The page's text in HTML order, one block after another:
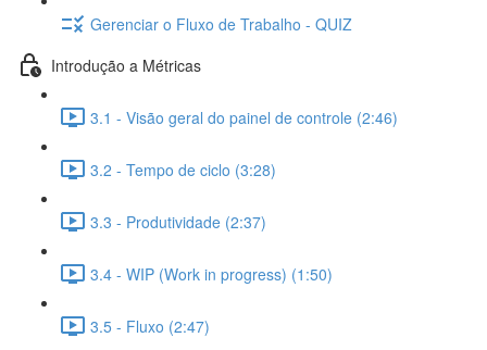
Gerenciar o Fluxo de Trabalho - QUIZ
Introdução a Métricas
3.1 - Visão geral do painel de controle (2:46)
3.2 - Tempo de ciclo (3:28)
3.3 - Produtividade (2:37)
3.4 - WIP (Work in progress) (1:50)
3.5 - Fluxo (2:47)